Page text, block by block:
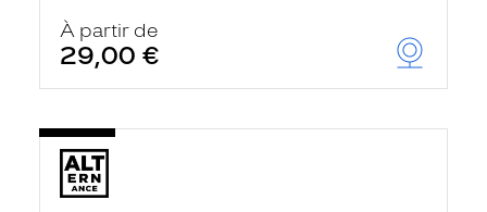
À partir de
29,00 €